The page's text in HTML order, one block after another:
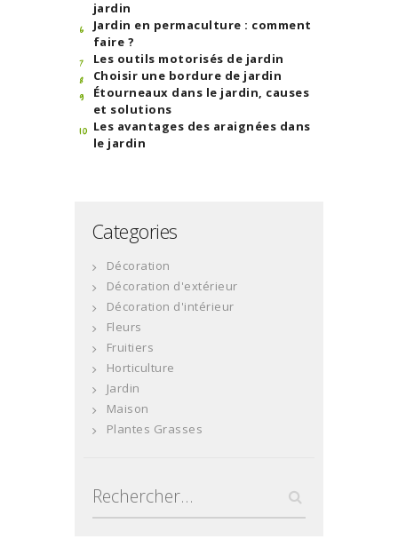
jardin
Jardin en permaculture : comment
faire ?
Les outils motorisés de jardin
Choisir une bordure de jardin
Étourneaux dans le jardin, causes
et solutions
Les avantages des araignées dans
le jardin
Categories
Décoration
Décoration d'extérieur
Décoration d'intérieur
Fleurs
Fruitiers
Horticulture
Jardin
Maison
Plantes Grasses
Rechercher :